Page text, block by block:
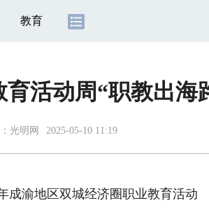
教育
活动周“职教出
光明网 2025-05-10 11:19
渝地区双城经济圈职业教育活动